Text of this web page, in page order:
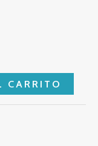
CARRITO